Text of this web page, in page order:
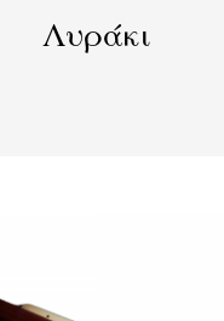
Λυράκι